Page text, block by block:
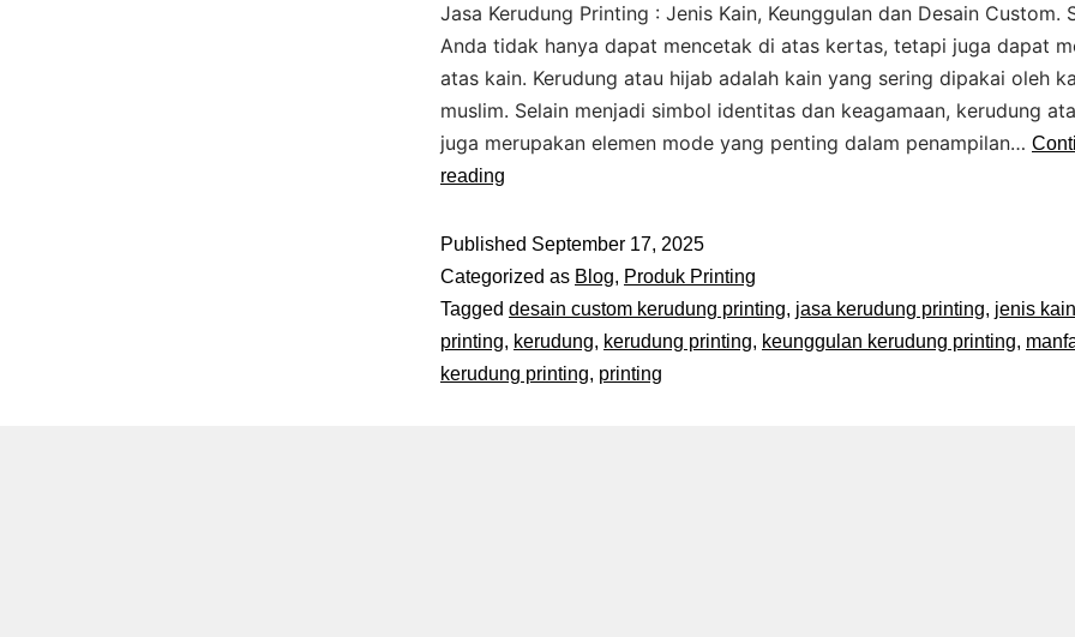
Jasa Kerudung Printing : Jenis Kain, Keunggulan dan Desain Custom.
Anda tidak hanya dapat mencetak di atas kertas, tetapi juga dapat
atas kain. Kerudung atau hijab adalah kain yang sering dipakai oleh
muslim. Selain menjadi simbol identitas dan keagamaan, kerudung
juga merupakan elemen mode yang penting dalam penampilan…
reading
Published September 17, 2025
Categorized as Blog, Produk Printing
Tagged desain custom kerudung printing, jasa kerudung printing, jenis
printing, kerudung, kerudung printing, keunggulan kerudung printing,
kerudung printing, printing